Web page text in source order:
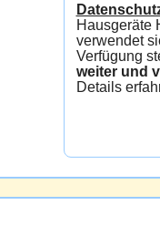
Hausgeräte
verwendet
Verfügung
weiter und
Details